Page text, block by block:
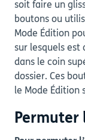
soit faire un
boutons ou
Mode Édition
sur lesquels est
dans le coin
dossier. Ces
le Mode Édition
Permuter